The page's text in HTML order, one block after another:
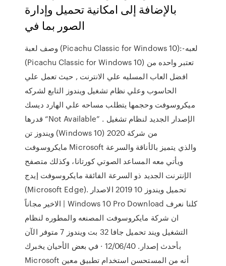
بالإضافة إلى امكانية تحميل وإدارة
الصور بما في
وصف لعبة (Picachu Classic for Windows 10):-لعبه
(Picachu Classic for Windows 10) تعتبر واحده من
افضل العاب المسليه علي الانترنت , حيث تعمل علي
الحاسوب وعلي نظام تشغيل ويندوز التابع لشركه
ميكروسوفت وحجمها يتطلب مساحه علي الهارد ديسك
قدرها “Not Available” . الإصدار الجديد لنظام تشغيل
ويندوز تن (Windows 10) 2020 من شركة
مايكروسوفت Microsoft والذي يتميز بالأناقة والسرعة
ويأتي معه المساعد الصوتي كورتانا، وكذلك متصفح
الإنترنت الجديد ذو السرعة الفائقة مايكروسوفت إيدج
(Microsoft Edge). تحميل ويندوز 10 2019 الاصدار
الاخير مجاناً | Windows 10 Pro Download كلنا نعرف
ان شركة مايكروسوفت المصنعه والمطوره لنظام
التشغيل ويند تحميل جافا 32 بت ويندوز 7 متوفر الآن
بأحدث إصدار. 12/06/40 · في بعض الأحيان يخبرك
Microsoft أنه من المستحسن استخدام تطبيق معين